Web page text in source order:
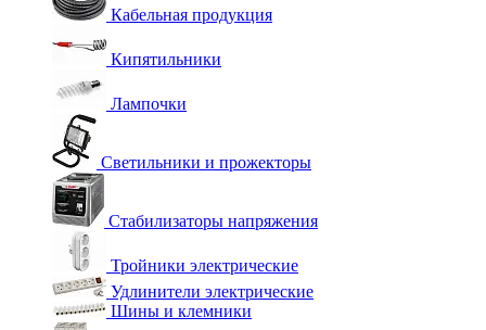
Кабельная продукция
Кипятильники
Лампочки
Светильники и прожекторы
Стабилизаторы напряжения
Тройники электрические
Удлинители электрические
Шины и клемники